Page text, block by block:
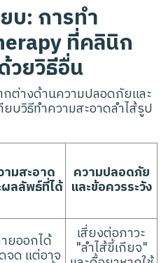
บ: การทำ
ที่คลินิก
วยวิธีอื่น
ต่างด้านความปลอดภัยและ
บวิธีทำความสะอาดลำไส้รูป
ามสะอาด
ผลลัพธ์ที่ได้
ความปลอดภัย
และข้อควรระวัง
ยออกได้
จด แต่อาจ
เสี่ยงต่อภาวะ
"ลำไส้ขี้เกียจ"